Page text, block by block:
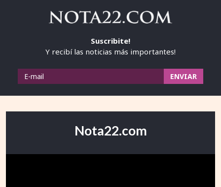
Suscribite!
Y recibí las noticias más importantes!
Nota22.com